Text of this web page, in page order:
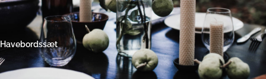
Gå
indholdet
Havebordssæt